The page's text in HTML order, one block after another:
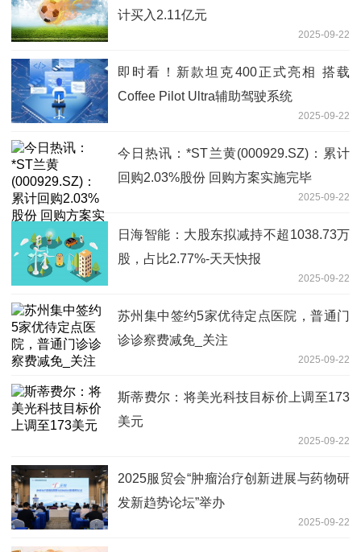
计买入2.11亿元
2025-09-22
即时看！新款坦克400正式亮相 搭载
Coffee Pilot Ultra辅助驾驶系统
2025-09-22
今日热讯：*ST兰黄(000929.SZ)：累计
回购2.03%股份 回购方案实施完毕
2025-09-22
日海智能：大股东拟减持不超1038.73万
股，占比2.77%-天天快报
2025-09-22
苏州集中签约5家优待定点医院，普通门
诊诊察费减免_关注
2025-09-22
斯蒂费尔：将美光科技目标价上调至173
美元
2025-09-22
2025服贸会“肿瘤治疗创新进展与药物研
发新趋势论坛”举办
2025-09-22